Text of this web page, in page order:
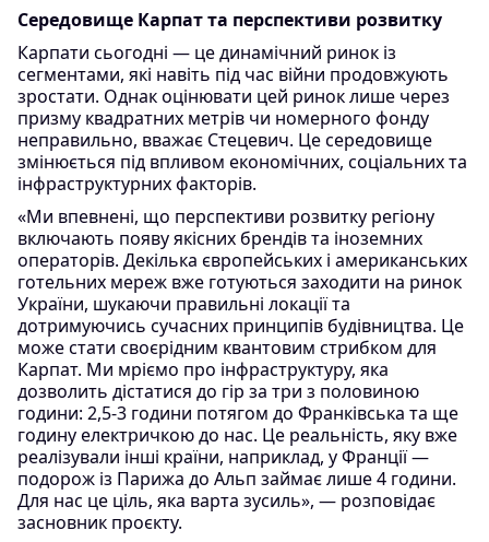
Середовище Карпат та перспективи розвитку
Карпати сьогодні — це динамічний ринок із
сегментами, які навіть під час війни продовжують
зростати. Однак оцінювати цей ринок лише через
призму квадратних метрів чи номерного фонду
неправильно, вважає Стецевич. Це середовище
змінюється під впливом економічних, соціальних та
інфраструктурних факторів.
«Ми впевнені, що перспективи розвитку регіону
включають появу якісних брендів та іноземних
операторів. Декілька європейських і американських
готельних мереж вже готуються заходити на ринок
України, шукаючи правильні локації та
дотримуючись сучасних принципів будівництва. Це
може стати своєрідним квантовим стрибком для
Карпат. Ми мріємо про інфраструктуру, яка
дозволить дістатися до гір за три з половиною
години: 2,5-3 години потягом до Франківська та ще
годину електричкою до нас. Це реальність, яку вже
реалізували інші країни, наприклад, у Франції —
подорож із Парижа до Альп займає лише 4 години.
Для нас це ціль, яка варта зусиль», — розповідає
засновник проєкту.